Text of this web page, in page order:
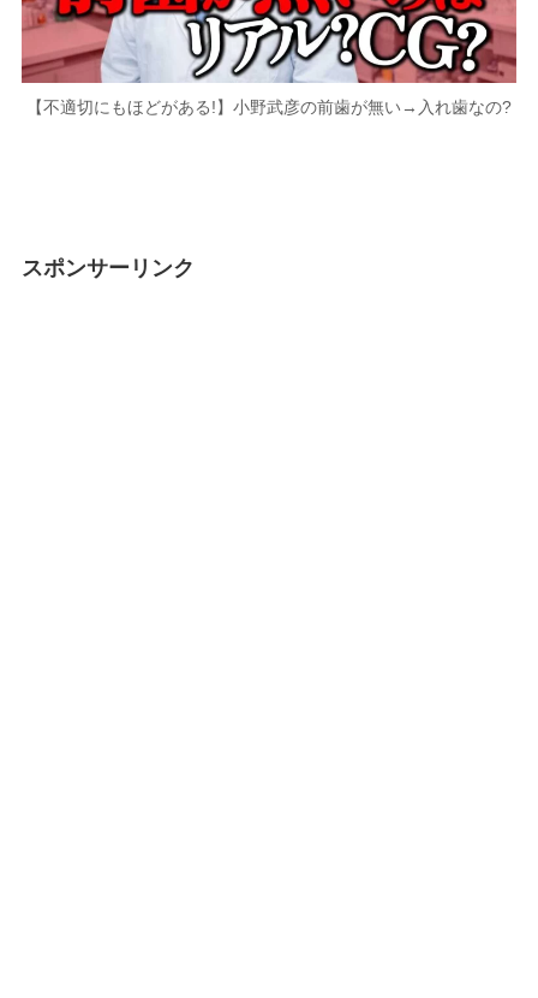
【不適切にもほどがある!】小野武彦の前歯が無い→入れ歯なの?
スポンサーリンク